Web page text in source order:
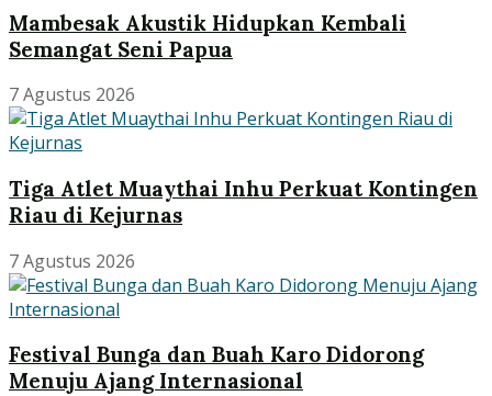
Mambesak Akustik Hidupkan Kembali
Semangat Seni Papua
7 Agustus 2026
Tiga Atlet Muaythai Inhu Perkuat Kontingen
Riau di Kejurnas
7 Agustus 2026
Festival Bunga dan Buah Karo Didorong
Menuju Ajang Internasional